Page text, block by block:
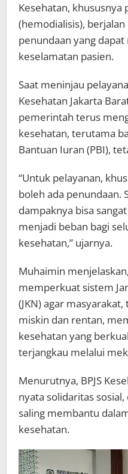
Kesehatan, khususnya
(hemodialisis),
penundaan yang
keselamatan pasien.
Saat meninjau
Kesehatan Jakarta
pemerintah terus
kesehatan, terutama
Bantuan Iuran (PBI),
“Untuk pelayanan,
boleh ada penundaan.
dampaknya bisa
menjadi beban bagi
kesehatan,” ujarnya.
Muhaimin
memperkuat sistem
(JKN) agar
miskin dan rentan,
kesehatan yang
terjangkau melalui
Menurutnya, BPJS
nyata solidaritas
saling membantu
kesehatan.